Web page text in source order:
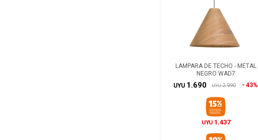
LAMPARA DE TECHO - METAL
NEGRO WAD7
UYU 1.690 UYU 2.990 43%
UYU 1.437